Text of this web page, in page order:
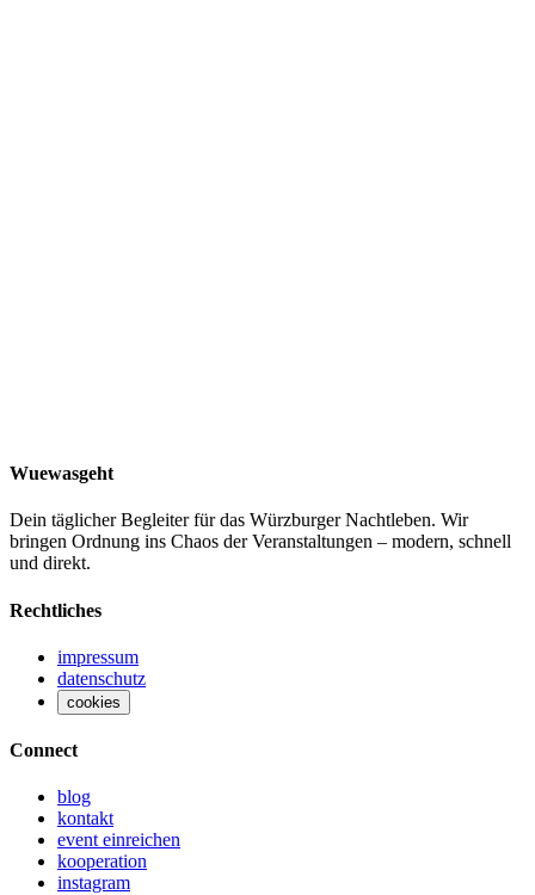
Wuewasgeht
Dein täglicher Begleiter für das Würzburger Nachtleben. Wir
bringen Ordnung ins Chaos der Veranstaltungen – modern, schnell
und direkt.
Rechtliches
impressum
datenschutz
cookies
Connect
blog
kontakt
event einreichen
kooperation
instagram